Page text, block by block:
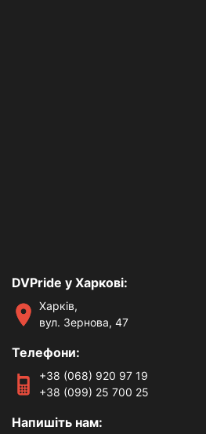
DVPride у Харкові:
Харків,
вул. Зернова, 47
Телефони:
+38 (068) 920 97 19
+38 (099) 25 700 25
Напишіть нам: